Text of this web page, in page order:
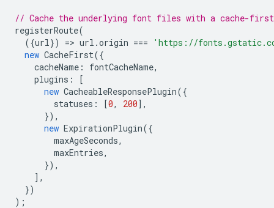
// Cache the underlying font files with a cache-
registerRoute(
({url}) => url .origin ===
'https://
new CacheFirst({
cacheName : fontCacheName,
plugins :
[
new CacheableResponsePlugin({
statuses : [0, 200],
}),
new ExpirationPlugin({
maxAgeSeconds,
maxEntries,
}),
],
})
);